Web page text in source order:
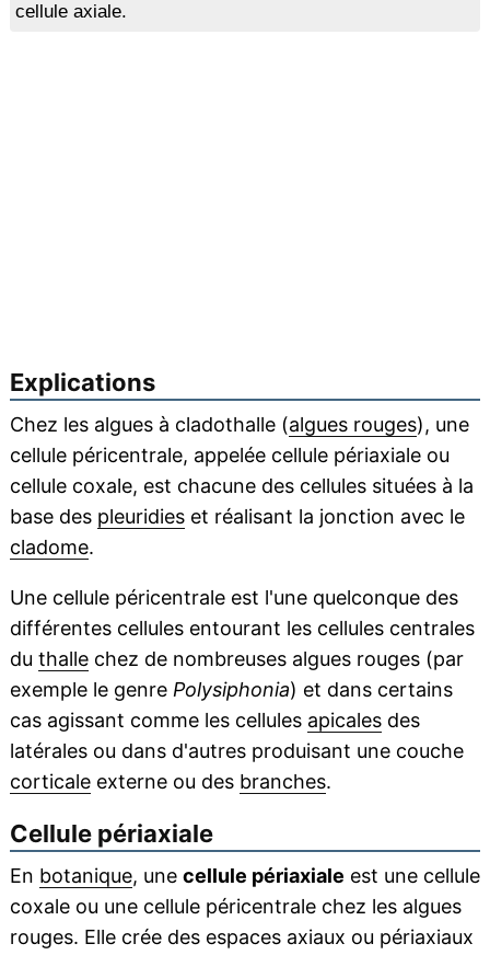
cellule axiale.
Explications
Chez les algues à cladothalle (algues rouges), une
cellule péricentrale, appelée cellule périaxiale ou
cellule coxale, est chacune des cellules situées à la
base des pleuridieset réalisant la jonction avec le
cladome.
Une cellule péricentrale est l'une quelconque des
différentes cellules entourant les cellules centrales
du thallechez de nombreuses algues rouges (par
exemple le genre Polysiphonia) et dans certains
cas agissant comme les cellules apicalesdes
latérales ou dans d'autres produisant une couche
corticaleexterne ou des branches.
Cellule périaxiale
En botanique, une cellule périaxiale est une cellule
coxale ou une cellule péricentrale chez les algues
rouges. Elle crée des espaces axiaux ou périaxiaux